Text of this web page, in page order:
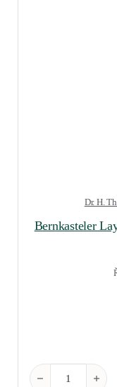
Dr. H.
Bernkasteler
Bernkasteler Lay